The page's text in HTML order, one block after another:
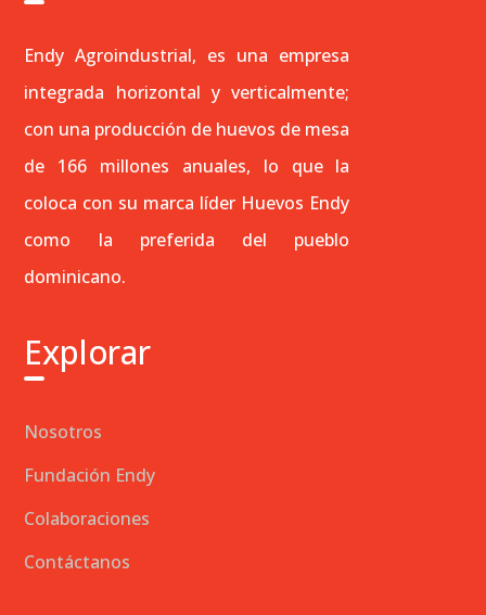
Endy Agroindustrial, es una empresa
integrada horizontal y verticalmente;
con una producción de huevos de mesa
de 166 millones anuales, lo que la
coloca con su marca líder Huevos Endy
como la preferida del pueblo
dominicano.
Explorar
Nosotros
Fundación Endy
Colaboraciones
Contáctanos